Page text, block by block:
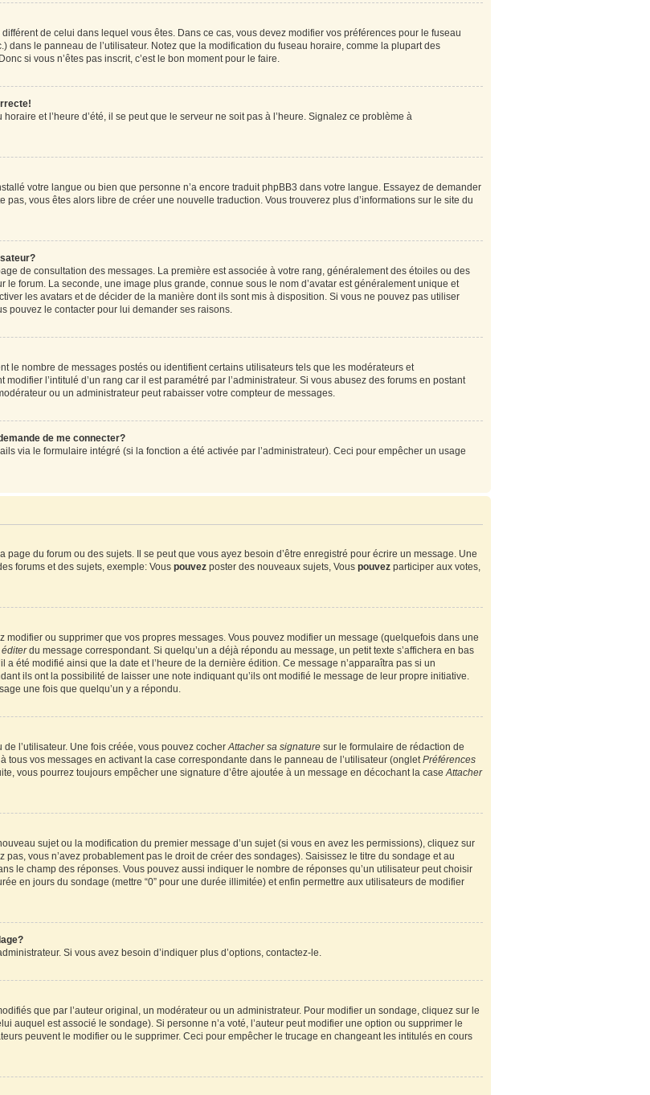
de celui dans lequel vous êtes. Dans ce cas, vous devez modifier vos préférences pour le fuseau
dans le panneau de l’utilisateur. Notez que la modification du fuseau horaire, comme la plupart des
si vous n’êtes pas inscrit, c’est le bon moment pour le faire.
et l’heure d’été, il se peut que le serveur ne soit pas à l’heure. Signalez ce problème à
votre langue ou bien que personne n’a encore traduit phpBB3 dans votre langue. Essayez de demander
pas, vous êtes alors libre de créer une nouvelle traduction. Vous trouverez plus d’informations sur le site du
de consultation des messages. La première est associée à votre rang, généralement des étoiles ou des
le forum. La seconde, une image plus grande, connue sous le nom d’avatar est généralement unique et
les avatars et de décider de la manière dont ils sont mis à disposition. Si vous ne pouvez pas utiliser
pouvez le contacter pour lui demander ses raisons.
le nombre de messages postés ou identifient certains utilisateurs tels que les modérateurs et
l’intitulé d’un rang car il est paramétré par l’administrateur. Si vous abusez des forums en postant
ou un administrateur peut rabaisser votre compteur de messages.
de me connecter?
via le formulaire intégré (si la fonction a été activée par l’administrateur). Ceci pour empêcher un usage
du forum ou des sujets. Il se peut que vous ayez besoin d’être enregistré pour écrire un message. Une
forums et des sujets, exemple: Vous pouvezposter des nouveaux sujets, Vous pouvezparticiper aux votes,
modifier ou supprimer que vos propres messages. Vous pouvez modifier un message (quelquefois dans une
éditerdu message correspondant. Si quelqu’un a déjà répondu au message, un petit texte s’affichera en bas
a été modifié ainsi que la date et l’heure de la dernière édition. Ce message n’apparaîtra pas si un
ils ont la possibilité de laisser une note indiquant qu’ils ont modifié le message de leur propre initiative.
une fois que quelqu’un y a répondu.
l’utilisateur. Une fois créée, vous pouvez cocherAttacher sa signaturesur le formulaire de rédaction de
tous vos messages en activant la case correspondante dans le panneau de l’utilisateur (ongletPréférences
vous pourrez toujours empêcher une signature d’être ajoutée à un message en décochant la caseAttacher
sujet ou la modification du premier message d’un sujet (si vous en avez les permissions), cliquez sur
vous n’avez probablement pas le droit de créer des sondages). Saisissez le titre du sondage et au
le champ des réponses. Vous pouvez aussi indiquer le nombre de réponses qu’un utilisateur peut choisir
en jours du sondage (mettre “0” pour une durée illimitée) et enfin permettre aux utilisateurs de modifier
Si vous avez besoin d’indiquer plus d’options, contactez-le.
que par l’auteur original, un modérateur ou un administrateur. Pour modifier un sondage, cliquez sur le
auquel est associé le sondage). Si personne n’a voté, l’auteur peut modifier une option ou supprimer le
peuvent le modifier ou le supprimer. Ceci pour empêcher le trucage en changeant les intitulés en cours